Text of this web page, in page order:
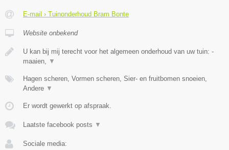
E-mail › Tuinonderhoud Bram Bonte
Website onbekend
U kan bij mij terecht voor het algemeen onderhoud van uw tuin: -
maaien, ▼
Hagen scheren, Vormen scheren, Sier- en fruitbomen snoeien,
Andere ▼
Er wordt gewerkt op afspraak.
Laatste facebook posts ▼
Sociale media: